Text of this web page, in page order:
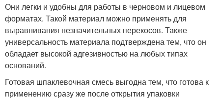
Они легки и удобны для работы в черновом и лицевом
форматах. Такой материал можно применять для
выравнивания незначительных перекосов. Также
универсальность материала подтверждена тем, что он
обладает высокой адгезивностью на любых типах
оснований.
Готовая шпаклевочная смесь выгодна тем, что готова к
применению сразу же после открытия упаковки